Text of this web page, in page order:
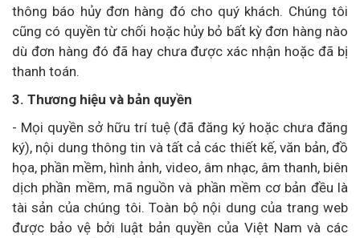
thông báo hủy đơn hàng đó cho quý khách. Chúng tôi
cũng có quyền từ chối hoặc hủy bỏ bất kỳ đơn hàng nào
dù đơn hàng đó đã hay chưa được xác nhận hoặc đã bị
thanh toán.
3. Thương hiệu và bản quyền
- Mọi quyền sở hữu trí tuệ (đã đăng ký hoặc chưa đăng
ký), nội dung thông tin và tất cả các thiết kế, văn bản, đồ
họa, phần mềm, hình ảnh, video, âm nhạc, âm thanh, biên
dịch phần mềm, mã nguồn và phần mềm cơ bản đều là
tài sản của chúng tôi. Toàn bộ nội dung của trang web
được bảo vệ bởi luật bản quyền của Việt Nam và các